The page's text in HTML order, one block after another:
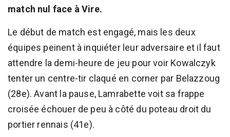
match nul face à Vire.
Le début de match est engagé, mais les deux
équipes peinent à inquiéter leur adversaire et il faut
attendre la demi-heure de jeu pour voir Kowalczyk
tenter un centre-tir claqué en corner par Belazzoug
(28e). Avant la pause, Lamrabette voit sa frappe
croisée échouer de peu à côté du poteau droit du
portier rennais (41e).